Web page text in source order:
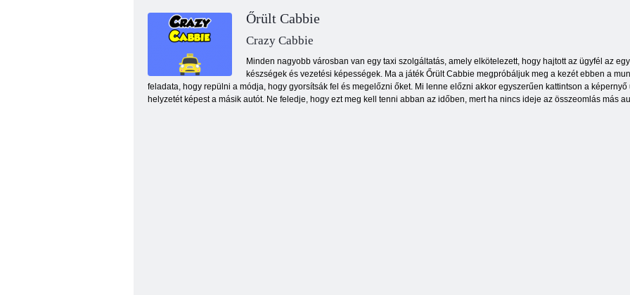
Tehergépkocsi 18
Őrült Cabbie
Crazy Cabbie
Minden nagyobb városban van egy taxi szolgáltatás, amely elkötelezett, hogy hajtott az ügyfél az
készségek és vezetési képességek. Ma a játék Őrült Cabbie megpróbáljuk meg a kezét ebben a
feladata, hogy repülni a módja, hogy gyorsítsák fel és megelőzni őket. Mi lenne előzni akkor egyszerűen kattintson a
helyzetét képest a másik autót. Ne feledje, hogy ezt meg kell tenni abban az időben, mert ha nincs ideje az összeomlás más